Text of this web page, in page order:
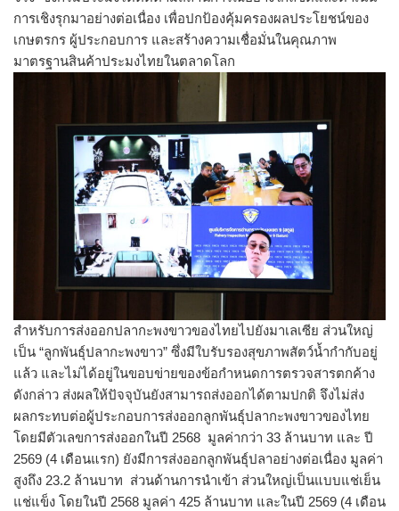
การเชิงรุกมาอย่างต่อเนื่อง เพื่อปกป้องคุ้มครองผลประโยชน์ของ
เกษตรกร ผู้ประกอบการ และสร้างความเชื่อมั่นในคุณภาพ
มาตรฐานสินค้าประมงไทยในตลาดโลก
สำหรับการส่งออกปลากะพงขาวของไทยไปยังมาเลเซีย ส่วนใหญ่
เป็น “ลูกพันธุ์ปลากะพงขาว” ซึ่งมีใบรับรองสุขภาพสัตว์น้ำกำกับอยู่
แล้ว และไม่ได้อยู่ในขอบข่ายของข้อกำหนดการตรวจสารตกค้าง
ดังกล่าว ส่งผลให้ปัจจุบันยังสามารถส่งออกได้ตามปกติ จึงไม่ส่ง
ผลกระทบต่อผู้ประกอบการส่งออกลูกพันธุ์ปลากะพงขาวของไทย
โดยมีตัวเลขการส่งออกในปี 2568 มูลค่ากว่า 33 ล้านบาท และ ปี
2569 (4 เดือนแรก) ยังมีการส่งออกลูกพันธุ์ปลาอย่างต่อเนื่อง มูลค่า
สูงถึง 23.2 ล้านบาท ส่วนด้านการนำเข้า ส่วนใหญ่เป็นแบบแช่เย็น
แช่แข็ง โดยในปี 2568 มูลค่า 425 ล้านบาท และในปี 2569 (4 เดือน